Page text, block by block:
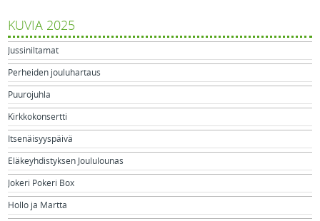
KUVIA 2025
Jussiniltamat
Perheiden jouluhartaus
Puurojuhla
Kirkkokonsertti
Itsenäisyyspäivä
Eläkeyhdistyksen Joululounas
Jokeri Pokeri Box
Hollo ja Martta